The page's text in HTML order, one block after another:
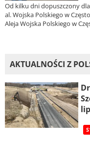
Od kilku dni dopuszczony
al. Wojska Polskiego w
Aleja Wojska Polskiego w
AKTUALNOŚCI Z